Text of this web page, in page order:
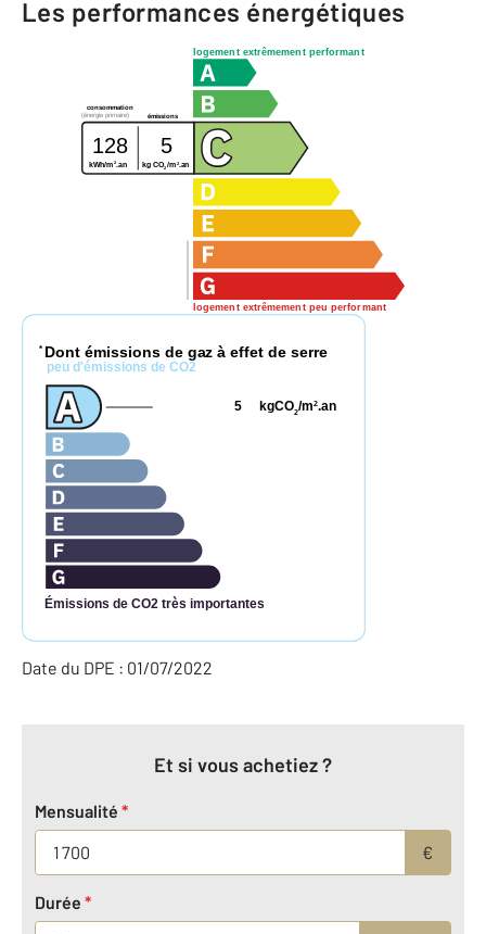
Les performances énergétiques
logement extrêmement performant
logement extrêmement peu performant
consommation
émissions
(énergie primaire)
128 5
kWh/m 2 .an kg CO2/m2.an
* Dont émissions de gaz à effet de serre
peu d'émissions de CO2
Émissions de CO2 très importantes
kgCO2/m2.an
5
Date du DPE : 01/07/2022
Et si vous achetiez ?
Mensualité *
€
Durée *